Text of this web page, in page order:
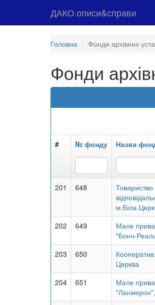
ДАКО.описи&справи
Головна Фонди архівних
Фонди
# № фонду Назва
201 648
м.Біла
202 649
Мале
"Бонч-
203 650
Церква
204 651
Мале